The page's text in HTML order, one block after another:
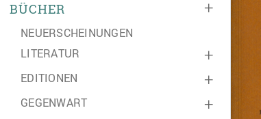
+
BÜCHER
NEUERSCHEINUNGEN
+
LITERATUR
+
EDITIONEN
+
GEGENWART